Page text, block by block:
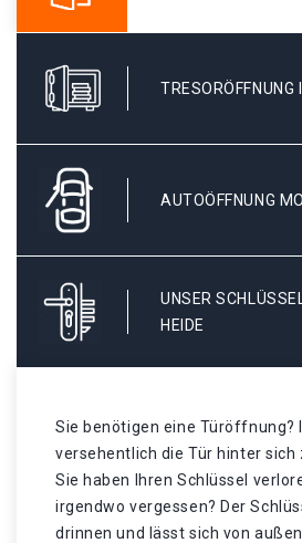
TRESORÖFFNUNG
AUTOÖFFNUNG
UNSER
HEIDE
Sie benötigen eine Türöffnung?
versehentlich die Tür hinter sich
Sie haben Ihren Schlüssel
irgendwo vergessen? Der
drinnen und lässt sich von